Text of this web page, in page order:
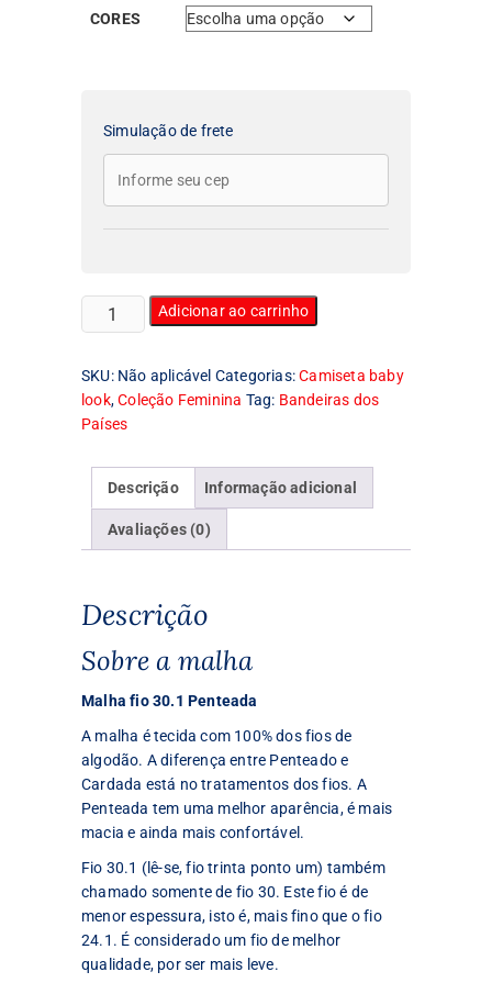
CORES
Simulação de frete
Camiseta
Feminina
Look
Bandeira
da
quantidade
Adicionar ao carrinho
SKU: Não aplicável Categorias:Camiseta baby
look,Coleção Feminina Tag: Bandeiras dos
Países
Descrição Informação adicional
Avaliações (0)
Descrição
Sobre a malha
Malha fio 30.1 Penteada
A malha é tecida com 100% dos fios de
algodão. A diferença entre Penteado e
Cardada está no tratamentos dos fios. A
Penteada tem uma melhor aparência, é mais
macia e ainda mais confortável.
Fio 30.1 (lê-se, fio trinta ponto um) também
chamado somente de fio 30. Este fio é de
menor espessura, isto é, mais fino que o fio
24.1. É considerado um fio de melhor
qualidade, por ser mais leve.